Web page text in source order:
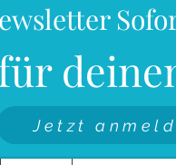
Jetzt